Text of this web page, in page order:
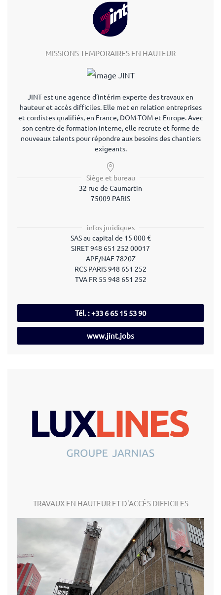
MISSIONS TEMPORAIRES EN HAUTEUR
JINT est une agence d’intérim experte des travaux en
hauteur et accès difficiles. Elle met en relation entreprises
et cordistes qualifiés, en France, DOM-TOM et Europe. Avec
son centre de formation interne, elle recrute et forme de
nouveaux talents pour répondre aux besoins des chantiers
exigeants.
Siège et bureau
32 rue de Caumartin
75009 PARIS
infos juridiques
SASau capital de 15 000 €
SIRET948 651 252 00017
APE/NAF 7820Z
RCS PARIS948 651 252
TVAFR 55 948 651 252
Tél. : +33 6 65 15 53 90
www.jint.jobs
TRAVAUX EN HAUTEUR ET D'ACCÈS DIFFICILES